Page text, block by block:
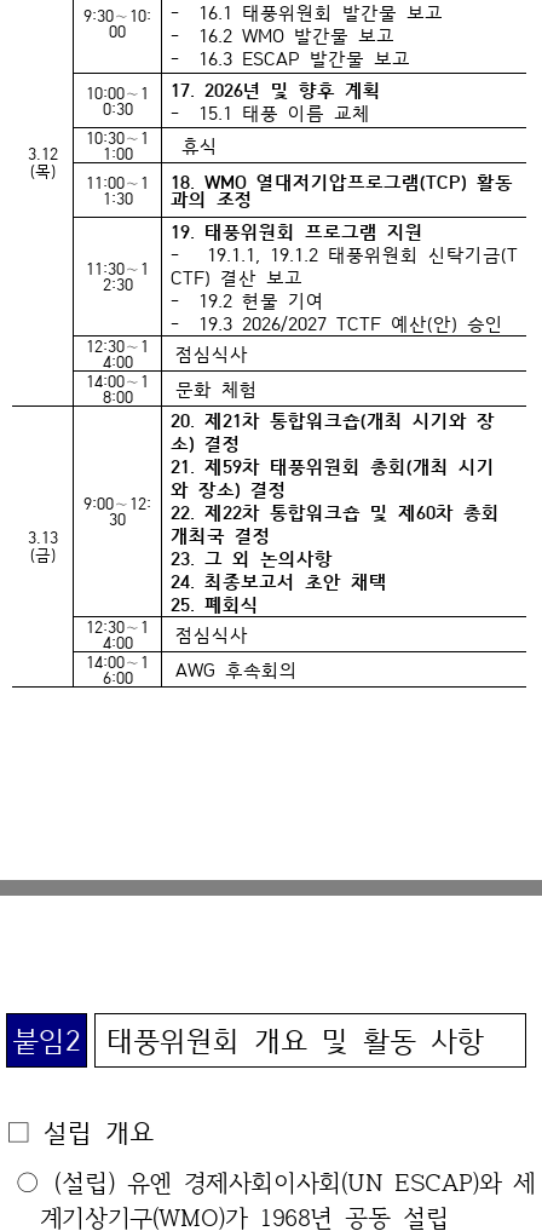
3.12
(목)
9:30∼10:
00
- 16.1 태풍위원회 발간물 보고
- 16.2 WMO 발간물 보고
- 16.3 ESCAP 발간물 보고
10:00∼1
0:30
17. 2026년 및 향후 계획
- 15.1 태풍 이름 교체
10:30∼1
1:00 휴식
11:00∼1
1:30
18. WMO 열대저기압프로그램(TCP) 활동
과의 조정
11:30∼1
2:30
19. 태풍위원회 프로그램 지원
- 19.1.1, 19.1.2 태풍위원회 신탁기금(T
CTF) 결산 보고
- 19.2 현물 기여
- 19.3 2026/2027 TCTF 예산(안) 승인
12:30∼1
4:00 점심식사
14:00∼1
8:00 문화 체험
3.13
(금)
9:00∼12:
30
20. 제21차 통합워크숍(개최 시기와 장
소) 결정
21. 제59차 태풍위원회 총회(개최 시기
와 장소) 결정
22. 제22차 통합워크숍 및 제60차 총회
개최국 결정
23. 그 외 논의사항
24. 최종보고서 초안 채택
25. 폐회식
12:30∼1
4:00 점심식사
14:00∼1
6:00 AWG 후속회의
붙임2 태풍위원회 개요 및 활동 사항
□ 설립 개요
○ (설립) 유엔 경제사회이사회(UN ESCAP)와 세
계기상기구(WMO)가 1968년 공동 설립